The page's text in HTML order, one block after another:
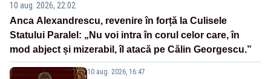
10 aug. 2026, 22:02
Anca Alexandrescu, revenire în forță la Culisele
Statului Paralel: „Nu voi intra în corul celor care, în
mod abject și mizerabil, îl atacă pe Călin Georgescu.”
10 aug. 2026, 16:47